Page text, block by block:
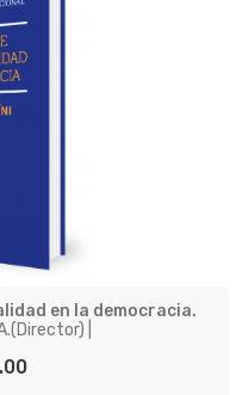
en la democracia.
|